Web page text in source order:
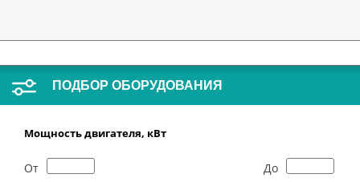
ПОДБОР ОБОРУДОВАНИЯ
Мощность двигателя, кВт
От До